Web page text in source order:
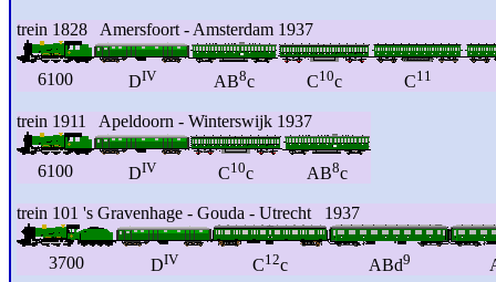
trein 1828 Amersfoort - Amsterdam 1937
6100 DIV AB8c C10c C11
trein 1911 Apeldoorn - Winterswijk 1937
6100 DIV C10c AB8c
trein 101 's Gravenhage - Gouda - Utrecht 1937
3700 DIV C12c ABd9